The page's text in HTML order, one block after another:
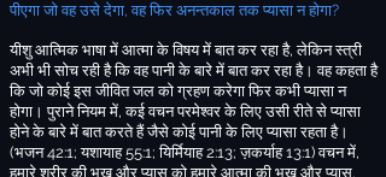
पीएगा जो वह उसे देगा,वह फिर अनन्तकाल तक प्यासा न होगा?
यीशु आत्मिक भाषा में आत्मा के विषय में बात कर रहा है,लेकिन स्त्री
अभी भी सोच रही है कि वह पानी के बारे में बात कर रहा है। वह कहता है
कि जो कोई इस जीवित जल को ग्रहण करेगा फिर कभी प्यासा न
होगा। पुराने नियम में,कई वचन परमेश्वर के लिए उसी रीते से प्यासा
होने के बारे में बात करते हैं जैसे कोई पानी के लिए प्यासा रहता है।
(भजन42:1;यशायाह55:1;यिर्मियाह2:13;ज़कर्याह 13:1)वचन में,
हमारे शरीर की भूख और प्यास को हमारे आत्मा की भूख और प्यास,